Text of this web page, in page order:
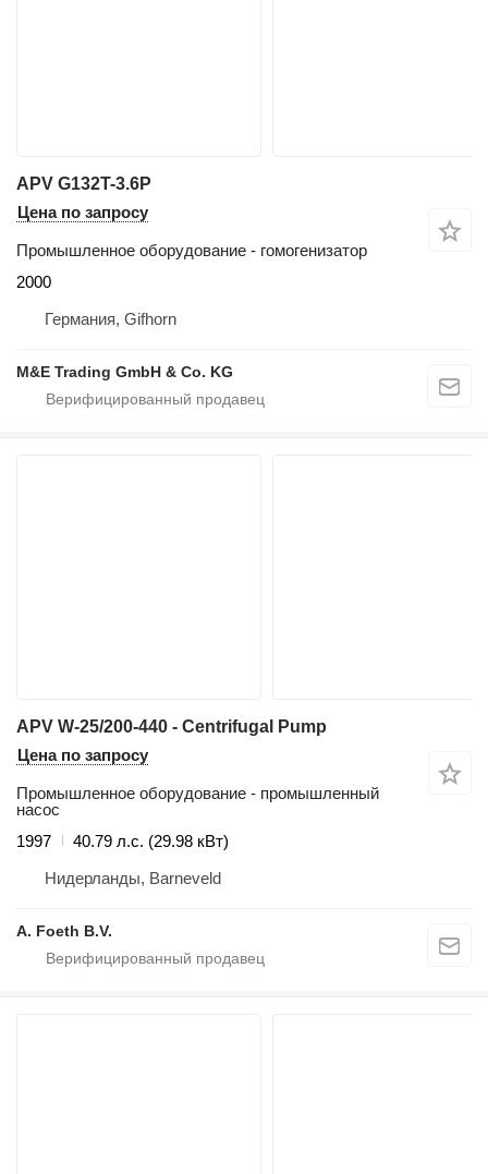
APV G132T-3.6P
Цена по запросу
Промышленное оборудование - гомогенизатор
2000
Германия, Gifhorn
M&E Trading GmbH & Co. KG
APV W-25/200-440 - Centrifugal Pump
Цена по запросу
Промышленное оборудование - промышленный
насос
1997
40.79 л.с. (29.98 кВт)
Нидерланды, Barneveld
A. Foeth B.V.